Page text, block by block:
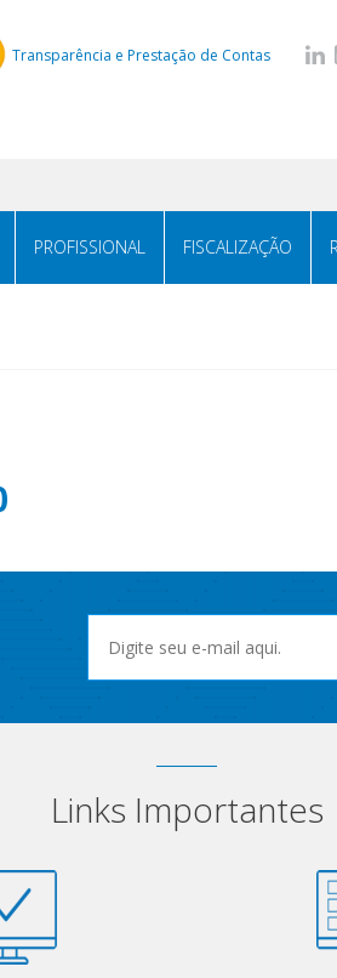
Transparência e Prestação de Contas
PROFISSIONAL FISCALIZAÇÃO
Links Importantes